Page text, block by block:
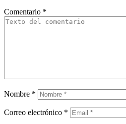
Comentario *
Nombre *
Correo electrónico *